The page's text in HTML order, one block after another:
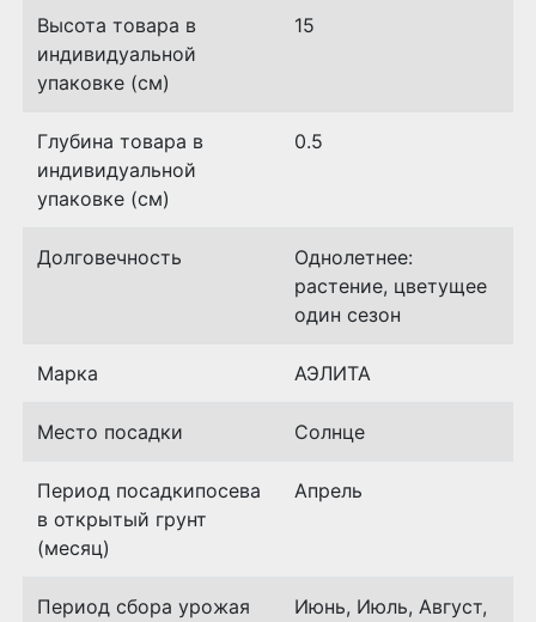
Высота товара в
индивидуальной
упаковке (см)
15
Глубина товара в
индивидуальной
упаковке (см)
0.5
Долговечность
Однолетнее:
растение, цветущее
один сезон
Марка АЭЛИТА
Место посадки Солнце
Период посадкипосева
в открытый грунт
(месяц)
Апрель
Период сбора урожая
Июнь, Июль, Август,